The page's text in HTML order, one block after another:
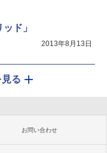
ド」
2013年8月13日
る
お問い合わせ